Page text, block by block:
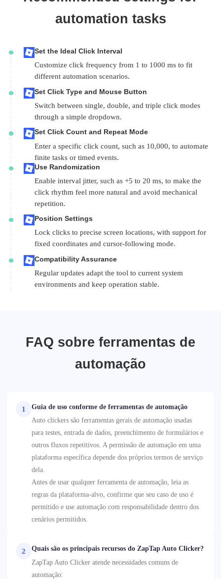
automation tasks
Set the Ideal Click Interval
Customize click frequency from 1 to 1000 ms to fit
different automation scenarios.
Set Click Type and Mouse Button
Switch between single, double, and triple click modes
through a simple dropdown.
Set Click Count and Repeat Mode
Enter a specific click count, such as 10,000, to automate
finite tasks or timed events.
Use Randomization
Enable interval jitter, such as +5 to 20 ms, to make the
click rhythm feel more natural and avoid mechanical
repetition.
Position Settings
Lock clicks to precise screen locations, with support for
fixed coordinates and cursor-following mode.
Compatibility Assurance
Regular updates adapt the tool to current system
environments and keep operation stable.
FAQ sobre ferramentas de
automação
1
Guia de uso conforme de ferramentas de automação
Auto clickers são ferramentas gerais de automação usadas
para testes, entrada de dados, preenchimento de formulários e
outros fluxos repetitivos. A permissão de automação em uma
plataforma específica depende dos próprios termos de serviço
dela.
Antes de usar qualquer ferramenta de automação, leia as
regras da plataforma-alvo, confirme que seu caso de uso é
permitido e use automação com responsabilidade dentro dos
cenários permitidos.
2
Quais são os principais recursos do ZapTap Auto Clicker?
ZapTap Auto Clicker atende necessidades comuns de
automação: